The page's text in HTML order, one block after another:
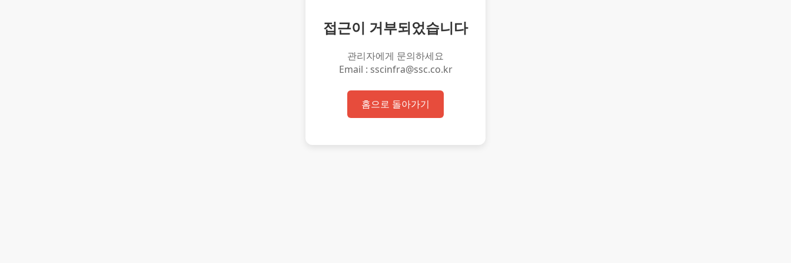
접근이 거부되었습니다
관리자에게 문의하세요
Email : sscinfra@ssc.co.kr
홈으로 돌아가기